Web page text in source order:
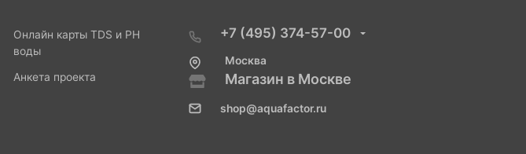
Онлайн карты TDS и PH
воды
Анкета проекта
+7 (495) 374-57-00
Москва
Магазин в Москве
shop@aquafactor.ru